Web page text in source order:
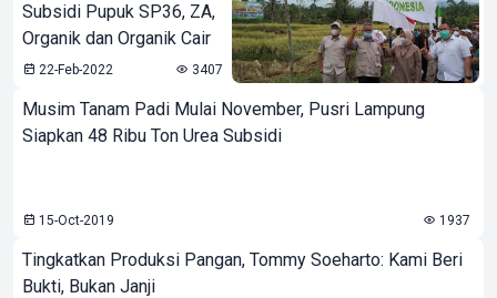
Subsidi Pupuk SP36, ZA,
Organik dan Organik Cair
22-Feb-2022 3407
Musim Tanam Padi Mulai November, Pusri Lampung
Siapkan 48 Ribu Ton Urea Subsidi
15-Oct-2019 1937
Tingkatkan Produksi Pangan, Tommy Soeharto: Kami Beri
Bukti, Bukan Janji